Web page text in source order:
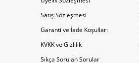
Satış Sözleşmesi
Garanti ve İade Koşulları
KVKK ve Gizlilik
Sıkça Sorulan Sorular